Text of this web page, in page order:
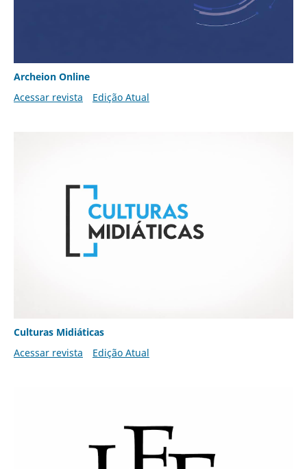
Archeion Online
Acessar revista
Edição Atual
Culturas Midiáticas
Acessar revista
Edição Atual